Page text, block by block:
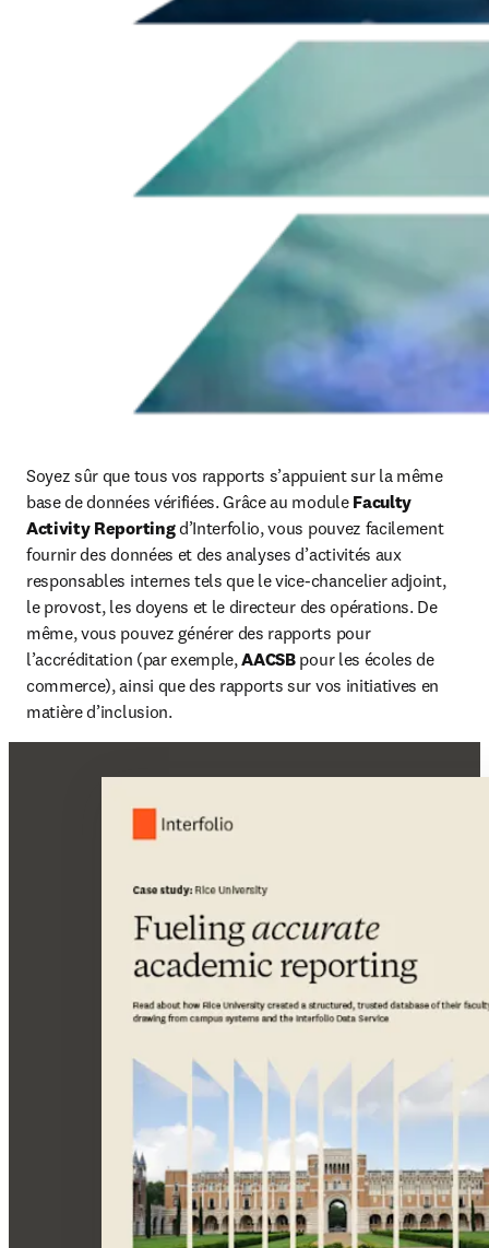
Soyez sûr que tous vos rapports s’appuient sur la même
base de données vérifiées. Grâce au module Faculty
Activity Reporting d’Interfolio, vous pouvez facilement
fournir des données et des analyses d’activités aux
responsables internes tels que le vice-chancelier adjoint,
le provost, les doyens et le directeur des opérations. De
même, vous pouvez générer des rapports pour
l’accréditation (par exemple, AACSB pour les écoles de
commerce), ainsi que des rapports sur vos initiatives en
matière d’inclusion.